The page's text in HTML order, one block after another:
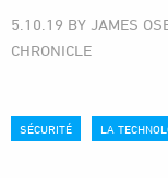
5.10.19 BY JAMES
CHRONICLE
SÉCURITÉ LA